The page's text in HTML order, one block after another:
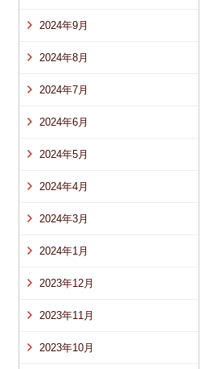
2024年9月
2024年8月
2024年7月
2024年6月
2024年5月
2024年4月
2024年3月
2024年1月
2023年12月
2023年11月
2023年10月